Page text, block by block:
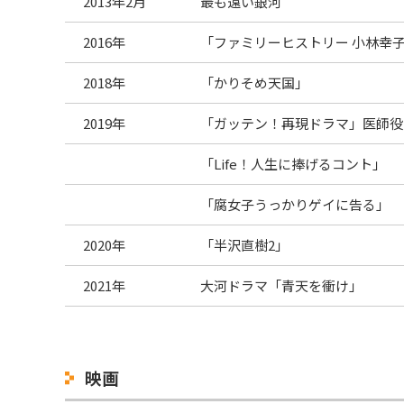
2016年 「ファミリーヒストリー 小林幸
2018年 「かりそめ天国」
2019年 「ガッテン！再現ドラマ」医師役
「Life！人生に捧げるコント」
「腐女子うっかりゲイに告る」
2020年 「半沢直樹2」
2021年 大河ドラマ「青天を衝け」
映画